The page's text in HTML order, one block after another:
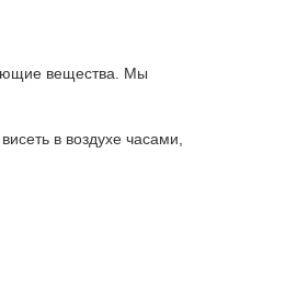
вещества. Мы
в воздухе часами,